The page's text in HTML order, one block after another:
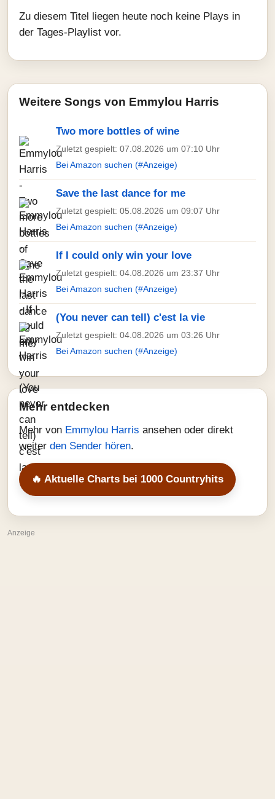
Zu diesem Titel liegen heute noch keine Plays in
der Tages-Playlist vor.
Weitere Songs von Emmylou Harris
Two more bottles of wine
Zuletzt gespielt: 07.08.2026 um 07:10 Uhr
Bei Amazon suchen (#Anzeige)
Save the last dance for me
Zuletzt gespielt: 05.08.2026 um 09:07 Uhr
Bei Amazon suchen (#Anzeige)
If I could only win your love
Zuletzt gespielt: 04.08.2026 um 23:37 Uhr
Bei Amazon suchen (#Anzeige)
(You never can tell) c'est la vie
Zuletzt gespielt: 04.08.2026 um 03:26 Uhr
Bei Amazon suchen (#Anzeige)
Mehr entdecken
Mehr von Emmylou Harris ansehen oder direkt
weiter den Sender hören.
🔥 Aktuelle Charts bei 1000 Countryhits
Anzeige